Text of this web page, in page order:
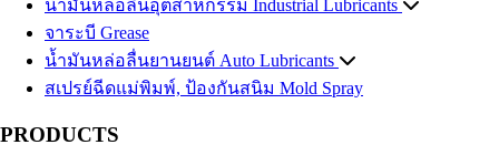
น้ำมันหล่อลื่นอุตสาหกรรม Industrial Lubricants
น้ำมันไฮดรอลิค
น้ำมันถ่ายเทความร้อนHeat Transfer Oil
น้ำมันเกียร์อุตสาหกรรม Industrial Gear Oil
น้ำมันสไลด์เวย์
จาระบี Grease
น้ำมันหล่อลื่นยานยนต์ Auto Lubricants
น้ำมันเครื่องเบนซินGasoline Engine Oil
น้ำมันเกียร์และน้ำมันเฟืองท้าย
สเปรย์ฉีดแม่พิมพ์, ป้องกันสนิม Mold Spray
PRODUCTS